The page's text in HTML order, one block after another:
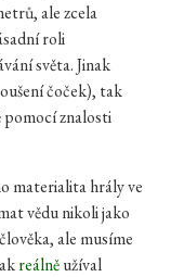
ale zcela
roli
světa. Jinak
čoček), tak
pomocí znalosti
materialita hrály ve
vědu nikoli jako
ale musíme
reálněužíval